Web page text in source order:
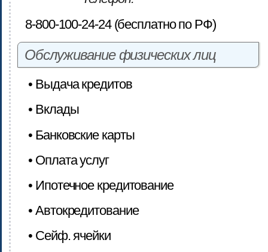
8-800-100-24-24 (бесплатно по РФ)
Обслуживание физических лиц
• Выдача кредитов
• Вклады
• Банковские карты
• Оплата услуг
• Ипотечное кредитование
• Автокредитование
• Сейф. ячейки